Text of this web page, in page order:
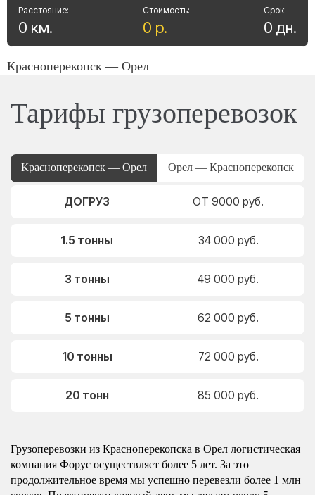
Стоимость:
0 р.
Расстояние:
0 км.
Срок:
0 дн.
Красноперекопск — Орел
Тарифы грузоперевозок
Красноперекопск — Орел Орел — Красноперекопск
ДОГРУЗ ОТ 9000 руб.
1.5 тонны 34 000 руб.
3 тонны 49 000 руб.
5 тонны 62 000 руб.
10 тонны 72 000 руб.
20 тонн 85 000 руб.
Грузоперевозки из Красноперекопска в Орел логистическая
компания Форус осуществляет более 5 лет. За это
продолжительное время мы успешно перевезли более 1 млн